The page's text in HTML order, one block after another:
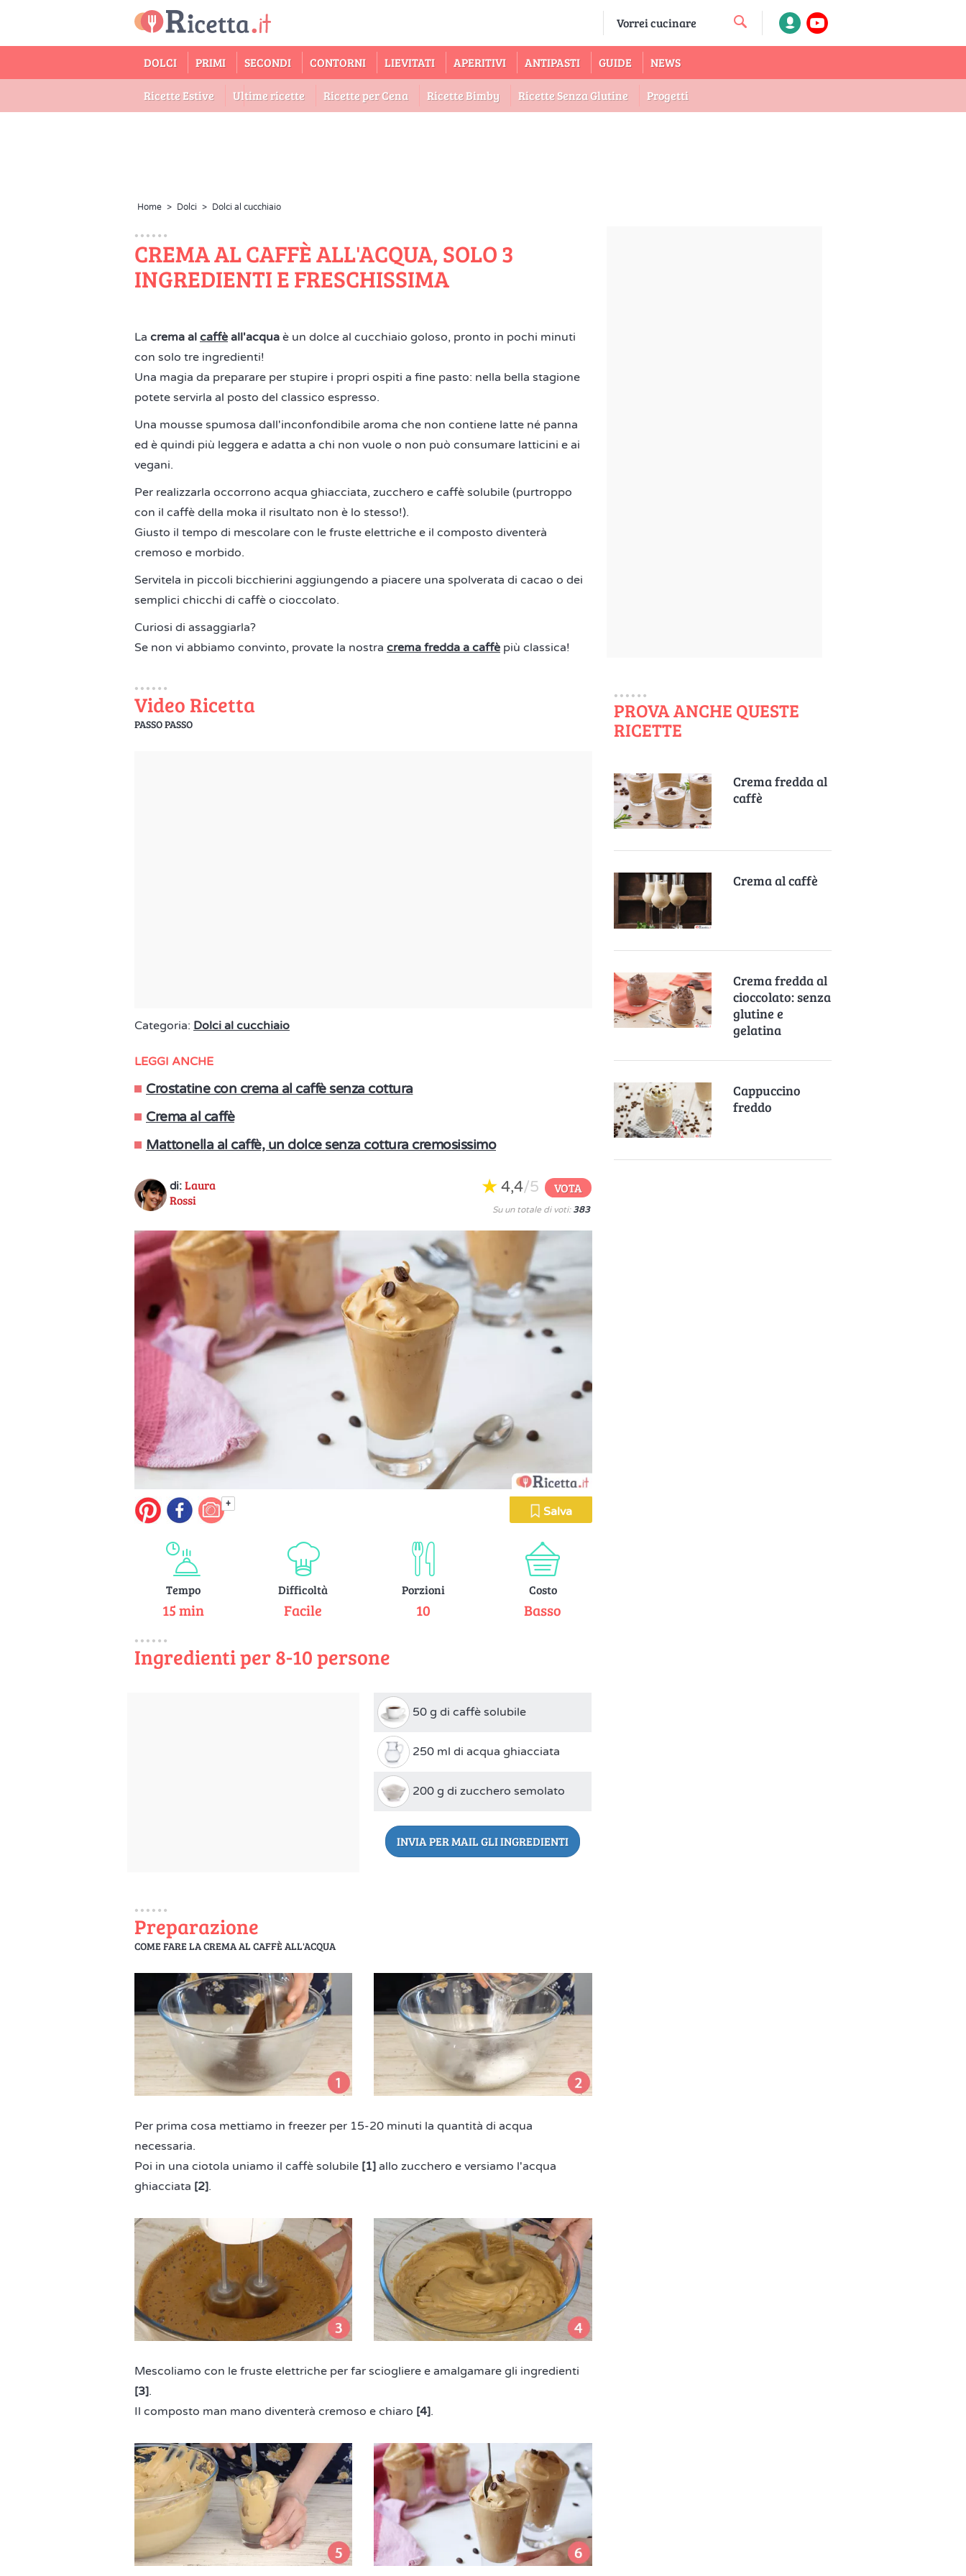
DOLCI PRIMI SECONDI CONTORNI LIEVITATI APERITIVI ANTIPASTI GUIDE NEWS
Ricette Estive Ultime ricette Ricette per Cena Ricette Bimby Ricette Senza Glutine Progetti
Home > Dolci > Dolci al cucchiaio
CREMA AL CAFFÈ ALL'ACQUA, SOLO 3
INGREDIENTI E FRESCHISSIMA
La crema al caffè all'acqua è un dolce al cucchiaio goloso, pronto in pochi minuti
con solo tre ingredienti!
Una magia da preparare per stupire i propri ospiti a fine pasto: nella bella stagione
potete servirla al posto del classico espresso.
Una mousse spumosa dall'inconfondibile aroma che non contiene latte né panna
ed è quindi più leggera e adatta a chi non vuole o non può consumare latticini e ai
vegani.
Per realizzarla occorrono acqua ghiacciata, zucchero e caffè solubile (purtroppo
con il caffè della moka il risultato non è lo stesso!).
Giusto il tempo di mescolare con le fruste elettriche e il composto diventerà
cremoso e morbido.
Servitela in piccoli bicchierini aggiungendo a piacere una spolverata di cacao o dei
semplici chicchi di caffè o cioccolato.
Curiosi di assaggiarla?
Se non vi abbiamo convinto, provate la nostra crema fredda a caffè più classica!
Video Ricetta
PASSO PASSO
Categoria: Dolci al cucchiaio
LEGGI ANCHE
Crostatine con crema al caffè senza cottura
Crema al caffè
Mattonella al caffè, un dolce senza cottura cremosissimo
di: Laura
Rossi
4,4/5 VOTA
Su un totale di voti: 383
+
Salva
Tempo
15 min
Difficoltà
Facile
Porzioni
10
Costo
Basso
Ingredienti per 8-10 persone
50 g di caffè solubile
250 ml di acqua ghiacciata
200 g di zucchero semolato
INVIA PER MAIL GLI INGREDIENTI
Preparazione
COME FARE LA CREMA AL CAFFÈ ALL'ACQUA
Per prima cosa mettiamo in freezer per 15-20 minuti la quantità di acqua
necessaria.
Poi in una ciotola uniamo il caffè solubile [1] allo zucchero e versiamo l'acqua
ghiacciata [2].
Mescoliamo con le fruste elettriche per far sciogliere e amalgamare gli ingredienti
[3].
Il composto man mano diventerà cremoso e chiaro [4].
PROVA ANCHE QUESTE
RICETTE
Crema fredda al
caffè
Crema al caffè
Crema fredda al
cioccolato: senza
glutine e
gelatina
Cappuccino
freddo